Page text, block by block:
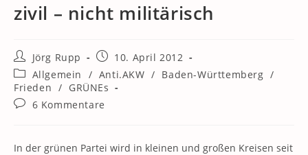
zivil – nicht militärisch
Beitrags-
Autor:
Jörg Rupp
Beitrag
veröffentlicht:
10. April 2012
Beitrags-
Kategorie:
Allgemein / Anti.AKW / Baden-Württemberg /
Frieden / GRÜNEs
Beitrags-
6 Kommentare
In der grünen Partei wird in kleinen und großen Kreisen seit